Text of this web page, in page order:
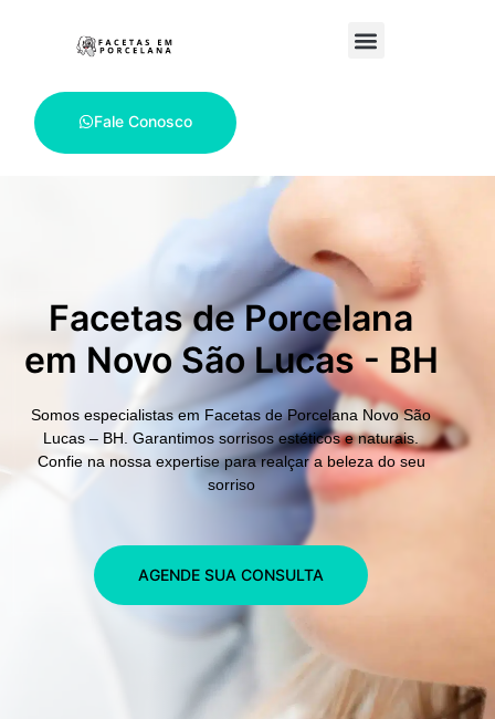
Fale Conosco
Facetas de Porcelana
em Novo São Lucas - BH
Somos especialistas em Facetas de Porcelana Novo São
Lucas – BH. Garantimos sorrisos estéticos e naturais.
Confie na nossa expertise para realçar a beleza do seu
sorriso
AGENDE SUA CONSULTA